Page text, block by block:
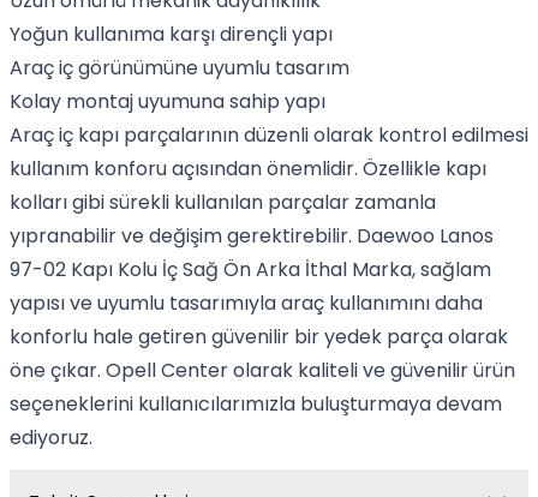
Yoğun kullanıma karşı dirençli yapı
Araç iç görünümüne uyumlu tasarım
Kolay montaj uyumuna sahip yapı
Araç iç kapı parçalarının düzenli olarak kontrol edilmesi
kullanım konforu açısından önemlidir. Özellikle kapı
kolları gibi sürekli kullanılan parçalar zamanla
yıpranabilir ve değişim gerektirebilir. Daewoo Lanos
97-02 Kapı Kolu İç Sağ Ön Arka İthal Marka, sağlam
yapısı ve uyumlu tasarımıyla araç kullanımını daha
konforlu hale getiren güvenilir bir yedek parça olarak
öne çıkar. Opell Center olarak kaliteli ve güvenilir ürün
seçeneklerini kullanıcılarımızla buluşturmaya devam
ediyoruz.